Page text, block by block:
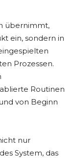
übernimmt,
ein, sondern in
Prozessen.
Routinen
von Beginn
nur
System, das